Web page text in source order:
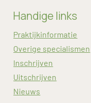
Handige links
Praktijkinformatie
Overige specialismen
Inschrijven
Uitschrijven
Nieuws